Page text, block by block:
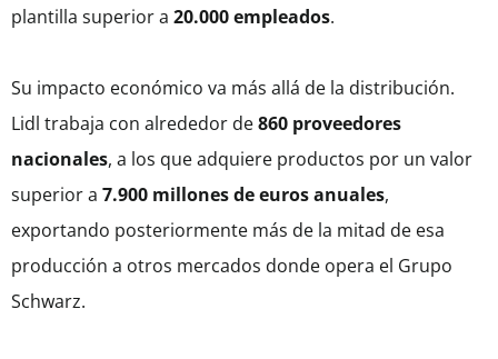
plantilla superior a 20.000 empleados.
Su impacto económico va más allá de la distribución.
Lidl trabaja con alrededor de860 proveedores
nacionales, a los que adquiere productos por un valor
superior a 7.900 millones de euros anuales,
exportando posteriormente más de la mitad de esa
producción a otros mercados donde opera el Grupo
Schwarz.